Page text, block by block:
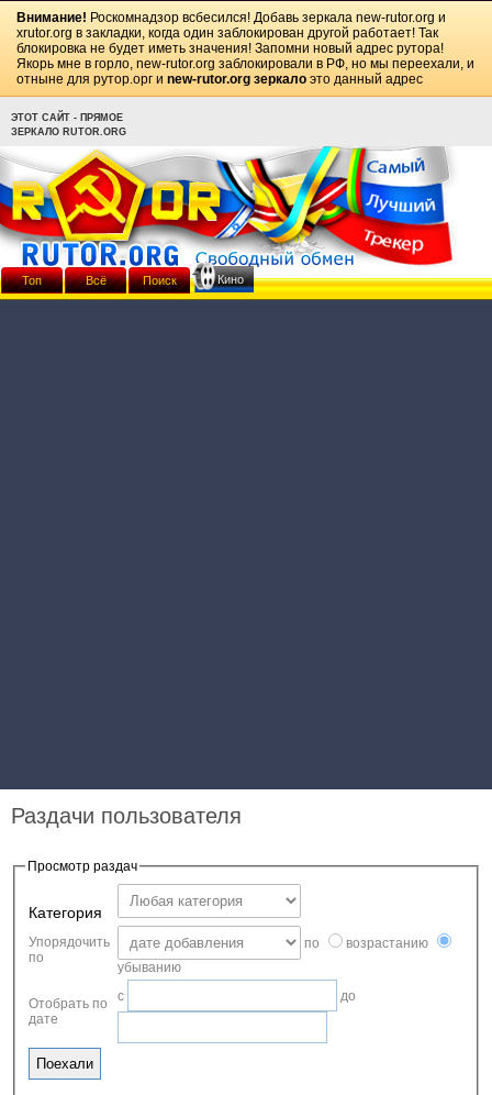
Внимание! Роскомнадзор всбесился! Добавь зеркала new-rutor.org и
xrutor.org в закладки, когда один заблокирован другой работает! Так
блокировка не будет иметь значения! Запомни новый адрес рутора!
Якорь мне в горло, new-rutor.org заблокировали в РФ, но мы переехали, и
отныне для рутор.орг и new-rutor.org зеркало это данный адрес
ЭТОТ САЙТ - ПРЯМОЕ
ЗЕРКАЛО RUTOR.ORG
Раздачи пользователя
Просмотр раздач
Категория
Упорядочить
по
по
возрастанию
убыванию
Отобрать по
дате
с до